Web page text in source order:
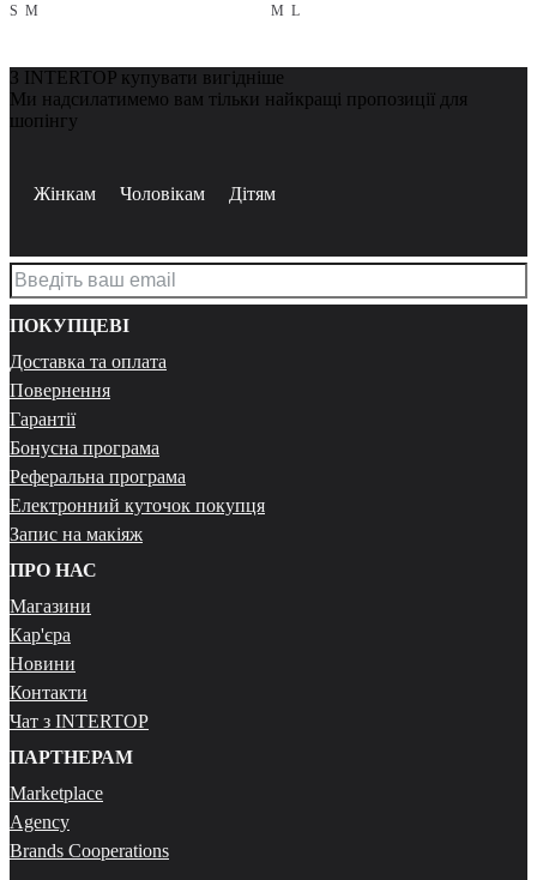
S M ML
З INTERTOP купувати вигідніше
Ми надсилатимемо вам тільки найкращі пропозиції для
шопінгу
Жінкам Чоловікам Дітям
ПОКУПЦЕВІ
Доставка та оплата
Повернення
Гарантії
Бонусна програма
Реферальна програма
Електронний куточок покупця
Запис на макіяж
ПРО НАС
Магазини
Кар'єра
Новини
Контакти
Чат з INTERTOP
ПАРТНЕРАМ
Marketplace
Agency
Brands Cooperations